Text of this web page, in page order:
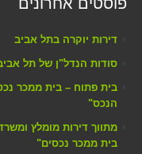
דירות יוקרה בתל אביב
סודות הנדל"ן של תל
בית פתוח – בית ממכר
הנכס"
מתווך דירות מומלץ
בית ממכר נכסים"